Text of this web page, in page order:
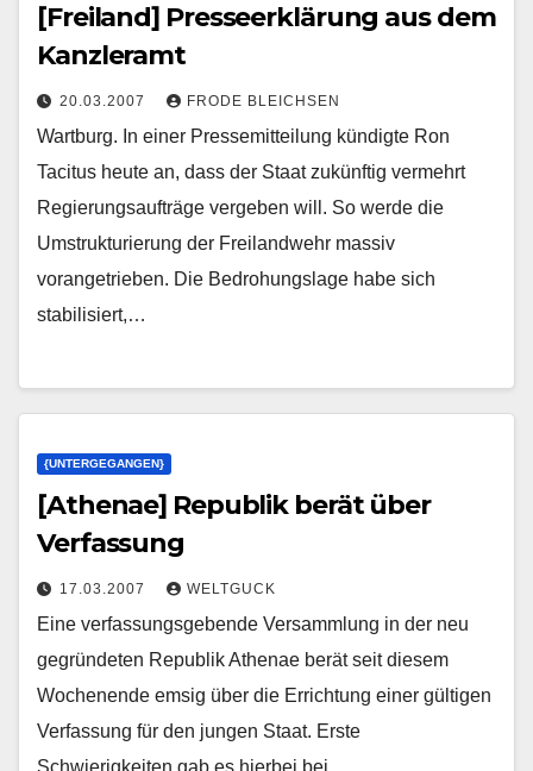
[Freiland] Presseerklärung aus dem
Kanzleramt
20.03.2007 FRODE BLEICHSEN
Wartburg. In einer Pressemitteilung kündigte Ron
Tacitus heute an, dass der Staat zukünftig vermehrt
Regierungsaufträge vergeben will. So werde die
Umstrukturierung der Freilandwehr massiv
vorangetrieben. Die Bedrohungslage habe sich
stabilisiert,…
{UNTERGEGANGEN}
[Athenae] Republik berät über
Verfassung
17.03.2007 WELTGUCK
Eine verfassungsgebende Versammlung in der neu
gegründeten Republik Athenae berät seit diesem
Wochenende emsig über die Errichtung einer gültigen
Verfassung für den jungen Staat. Erste
Schwierigkeiten gab es hierbei bei…